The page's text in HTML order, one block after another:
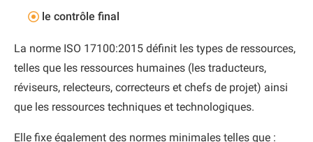
le contrôle final
La norme ISO 17100:2015 définit les types de ressources,
telles que les ressources humaines (les traducteurs,
réviseurs, relecteurs, correcteurs et chefs de projet) ainsi
que les ressources techniques et technologiques.
Elle fixe également des normes minimales telles que :